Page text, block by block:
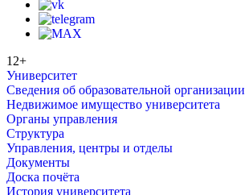
12+
Университет
Сведения об образовательной организации
Недвижимое имущество университета
Органы управления
Структура
Управления, центры и отделы
Документы
Доска почёта
История университета